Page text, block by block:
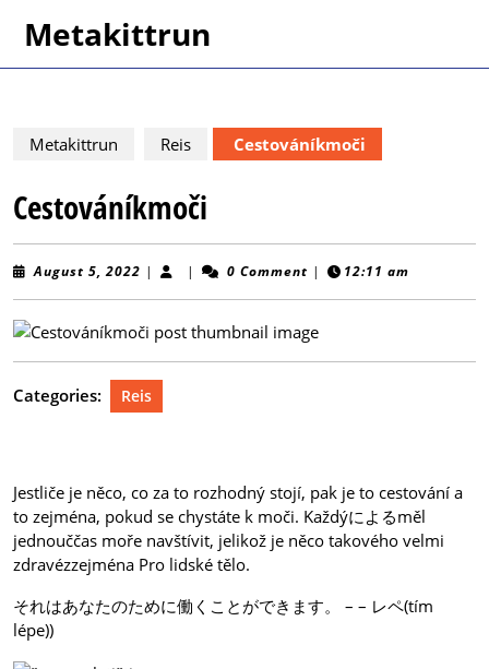
Metakittrun
Metakittrun Reis Cestováníkmoči
Cestováníkmoči
August 5, 2022 August
| | 0 Comment | 12:11 am
Categories: Reis
Jestliče je něco, co za to rozhodný stojí, pak je to cestování a
to zejména, pokud se chystáte k moči. Každýによるměl
jednouččas moře navštívit, jelikož je něco takového velmi
zdravézzejména Pro lidské tělo.
それはあなたのために働くことができます。 – – レペ(tím
lépe))